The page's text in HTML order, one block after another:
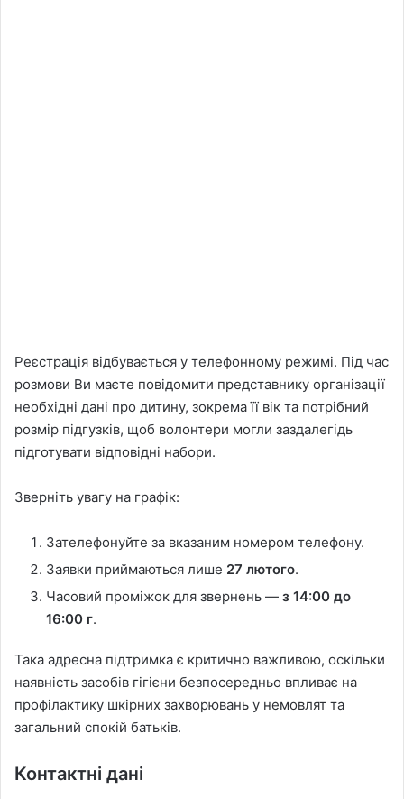
Реєстрація відбувається у телефонному режимі. Під час
розмови Ви маєте повідомити представнику організації
необхідні дані про дитину, зокрема її вік та потрібний
розмір підгузків, щоб волонтери могли заздалегідь
підготувати відповідні набори.
Зверніть увагу на графік:
Зателефонуйте за вказаним номером телефону.
Заявки приймаються лише 27 лютого.
Часовий проміжок для звернень — з 14:00 до
16:00 г.
Така адресна підтримка є критично важливою, оскільки
наявність засобів гігієни безпосередньо впливає на
профілактику шкірних захворювань у немовлят та
загальний спокій батьків.
Контактні дані